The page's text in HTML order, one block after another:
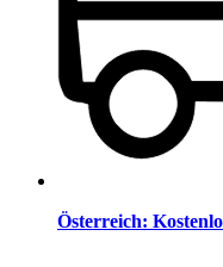
Österreich: